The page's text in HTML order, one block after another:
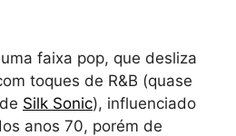
faixa pop, que desliza
toques de R&B (quase
Silk Sonic), influenciado
anos 70, porém de